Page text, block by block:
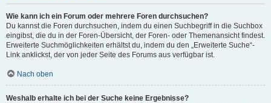
Wie kann ich ein Forum oder mehrere Foren durchsuchen?
Du kannst die Foren durchsuchen, indem du einen Suchbegriff in die Suchbox
eingibst, die du in der Foren-Übersicht, der Foren- oder Themenansicht findest.
Erweiterte Suchmöglichkeiten erhältst du, indem du den „Erweiterte Suche“-
Link anklickst, der von jeder Seite des Forums aus verfügbar ist.
Nach oben
Weshalb erhalte ich bei der Suche keine Ergebnisse?